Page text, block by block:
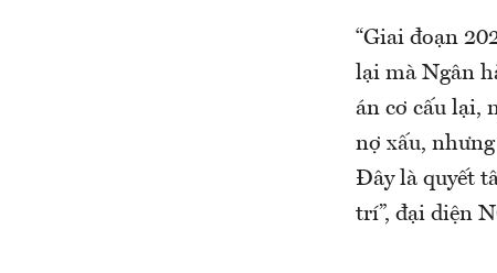
“Giai đoạn
lại mà Ngân
án cơ cấu lại,
nợ xấu,
Đây là quyết
trí”, đại diện